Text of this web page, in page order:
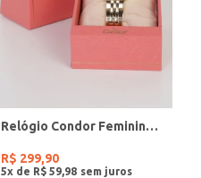
Relógio Condor Feminino DOURADO
R$ 299,90
5x de R$ 59 98